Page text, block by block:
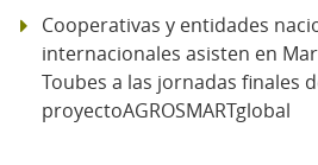
Cooperativas y entidades
internacionales asisten en
Toubes a las jornadas finales
proyectoAGROSMARTglobal